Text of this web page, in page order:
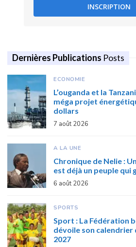
INSCRIPTION
Dernières Publications Posts
ECONOMIE
L’ouganda et la
méga projet
dollars
7 août 2026
A LA UNE
Chronique de Nelie :
est déjà un peuple qui
6 août 2026
SPORTS
Sport : La Fédération
dévoile son calendrier
2027